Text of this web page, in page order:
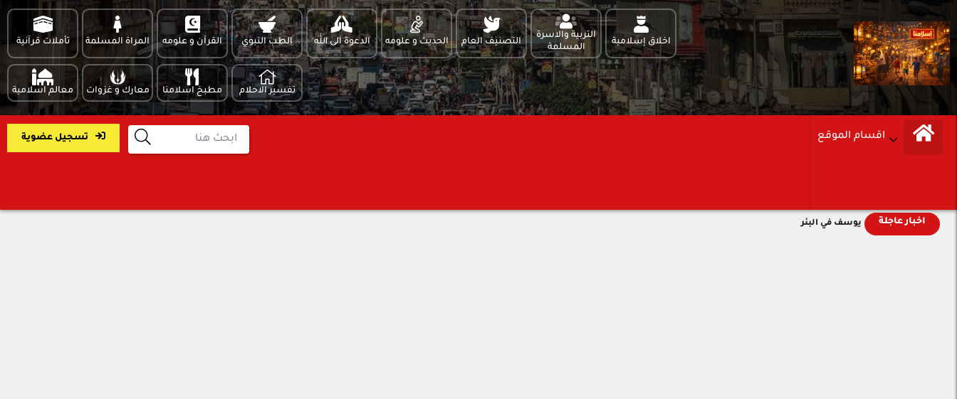
اخلاق إسلامية
التربية والاسرة
المسلمة
التصنيف العام الحديث و علومه الدعوة الى الله الطب النبوي القرآن و علومه المراة المسلمة تأملات قرآنية
تفسير الاحلام مطبخ اسلامنا معارك و غزوات معالم اسلامية
اقسام الموقع تسجيل عضوية
اخبار عاجلة يوسف في البئر